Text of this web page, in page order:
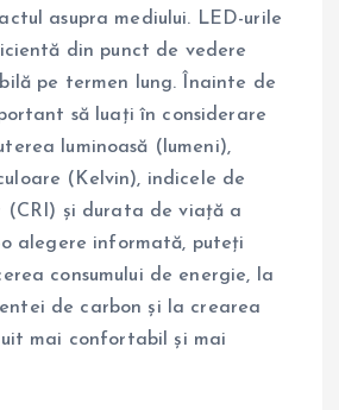
asupra mediului. LED-urile
din punct de vedere
pe termen lung. Înainte de
să luați în considerare
luminoasă (lumeni),
(Kelvin), indicele de
(CRI) și durata de viață a
o alegere informată, puteți
consumului de energie, la
de carbon și la crearea
mai confortabil și mai